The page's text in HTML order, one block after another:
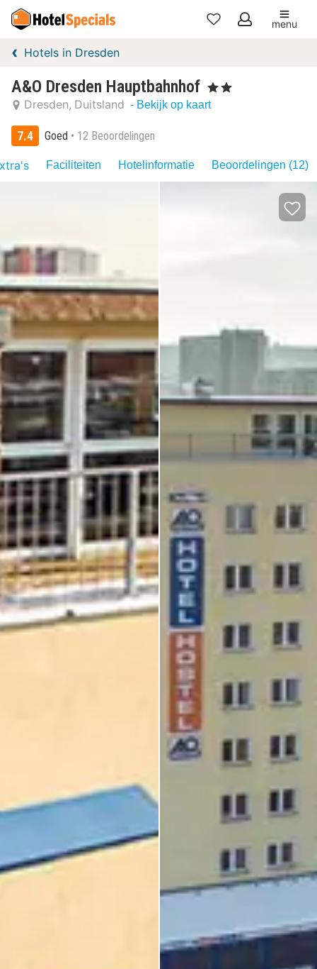
Mijn
menu
Hotels in Dresden
A&O Dresden Hauptbahnhof , 2 Sterren
Dresden Duitsland - Bekijk op kaart
7.4 Goed 12 Beoordelingen
Faciliteiten Hotelinformatie Beoordelingen (12)